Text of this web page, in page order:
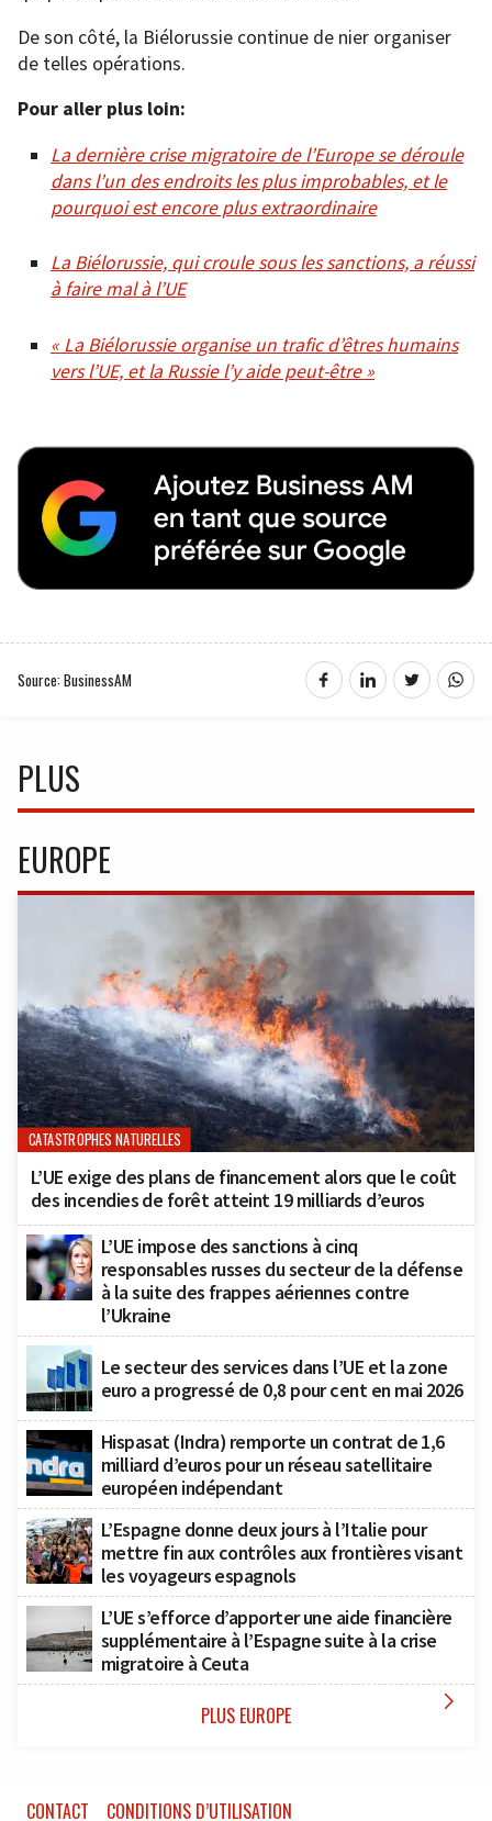
De son côté, la Biélorussie continue de nier organiser
de telles opérations.
Pour aller plus loin:
La dernière crise migratoire de l’Europe se déroule
dans l’un des endroits les plus improbables, et le
pourquoi est encore plus extraordinaire
La Biélorussie, qui croule sous les sanctions, a réussi
à faire mal à l’UE
« La Biélorussie organise un trafic d’êtres humains
vers l’UE, et la Russie l’y aide peut-être »
Source: BusinessAM
PLUS
EUROPE
CATASTROPHES NATURELLES
L’UE exige des plans de financement alors que le coût
des incendies de forêt atteint 19 milliards d’euros
L’UE impose des sanctions à cinq
responsables russes du secteur de la défense
à la suite des frappes aériennes contre
l’Ukraine
Le secteur des services dans l’UE et la zone
euro a progressé de 0,8 pour cent en mai 2026
Hispasat (Indra) remporte un contrat de 1,6
milliard d’euros pour un réseau satellitaire
européen indépendant
L’Espagne donne deux jours à l’Italie pour
mettre fin aux contrôles aux frontières visant
les voyageurs espagnols
L’UE s’efforce d’apporter une aide financière
supplémentaire à l’Espagne suite à la crise
migratoire à Ceuta
PLUS EUROPE 
CONTACT CONDITIONS D’UTILISATION